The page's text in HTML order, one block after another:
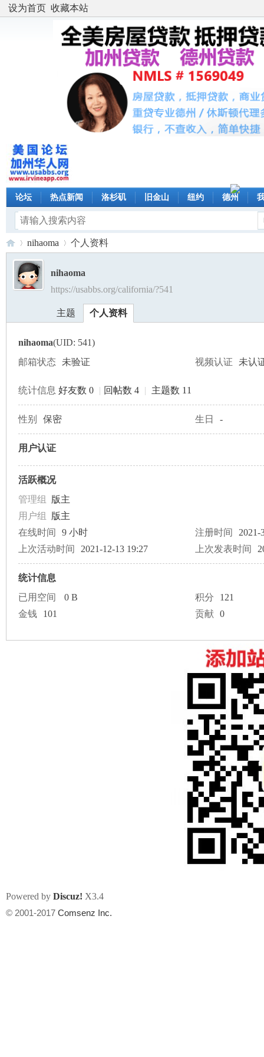
设为首页 收藏本站
论坛 热点新闻 洛杉矶 旧金山 纽约 德州
美›
nihaoma
›
个人资料
nihaoma
https://usabbs.org/california/?541
主题 个人资料
nihaoma(UID: 541)
邮箱状态
未验证 视频认证 未认
统计信息 好友数 0 | 回帖数 4 | 主题数 11
性别 保密 生日 -
用户认证
活跃概况
管理组 版主
用户组 版主
在线时间
9 小时 注册时间
2021-
上次活动时间
2021-12-13 19:27 上次发表时间
统计信息
已用空间
0 B 积分
121
金钱
101 贡献 0
Powered by Discuz! X3.4
© 2001-2017 Comsenz Inc.